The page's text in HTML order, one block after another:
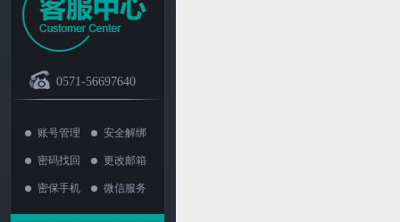
0571-56697640
账号管理 安全解绑
密码找回 更改邮箱
密保手机 微信服务